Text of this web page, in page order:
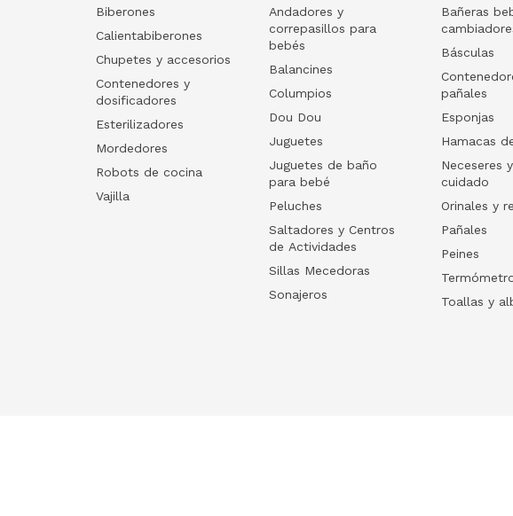
Biberones
Calientabiberones
Chupetes y accesorios
Contenedores y
dosificadores
Esterilizadores
Mordedores
Robots de cocina
Vajilla
Andadores y
correpasillos para
bebés
Balancines
Columpios
Dou Dou
Juguetes
Juguetes de baño
para bebé
Peluches
Saltadores y Centros
de Actividades
Sillas Mecedoras
Sonajeros
Bañeras
Básculas
pañales
Esponjas
Hamacas
Neceseres
cuidado
Orinales y
Pañales
Peines
Toallas y